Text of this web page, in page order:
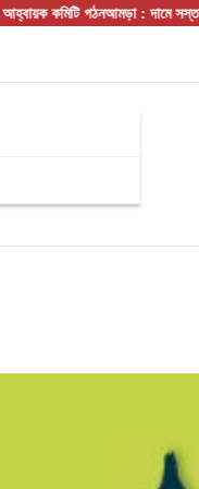
আমড়া : দামে সস্তা, গুণে সেরা!